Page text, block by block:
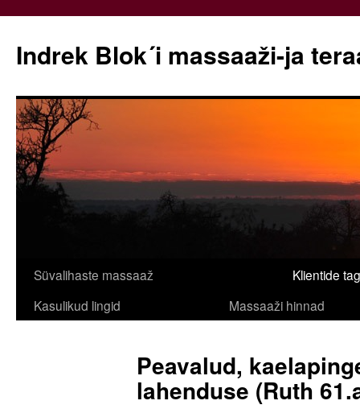
Indrek Blok´i massaaži-ja
Liigu
sisu
Süvalihaste massaaž
Klientide
Kasulikud lingid
Massaaži hinnad
Peavalud,
lahenduse (Ruth